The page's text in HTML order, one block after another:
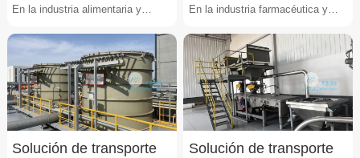
polvo
En la industria alimentaria y
xilitol en polvo pr···
polvo
En la industria farmacéutica y
manitol en polvo pr···
Solución de transporte
Solución de transporte